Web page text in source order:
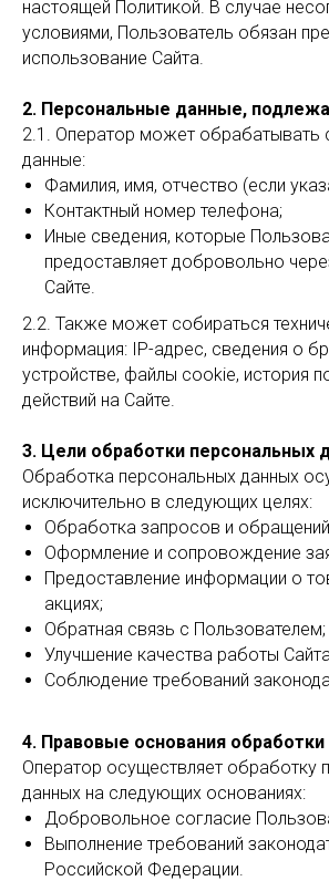
настоящей Политикой. В случае
условиями, Пользователь обязан
использование Сайта.
2. Персональные данные,
2.1. Оператор может обрабатывать
данные:
Фамилия, имя, отчество (если
Контактный номер телефона;
Иные сведения, которые
предоставляет добровольно
Сайте.
2.2. Также может собираться
информация: IP-адрес, сведения о
устройстве, файлы cookie, история
действий на Сайте.
3. Цели обработки персональных
Обработка персональных данных
исключительно в следующих целях:
Обработка запросов и
Оформление и сопровождение
Предоставление информации о
акциях;
Обратная связь с Пользователем;
Улучшение качества работы
Соблюдение требований
4. Правовые основания обработки
Оператор осуществляет обработку
данных на следующих основаниях:
Добровольное согласие
Выполнение требований
Российской Федерации.